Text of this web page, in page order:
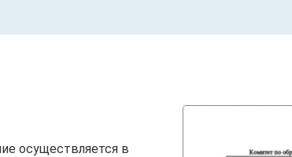
осуществляется в